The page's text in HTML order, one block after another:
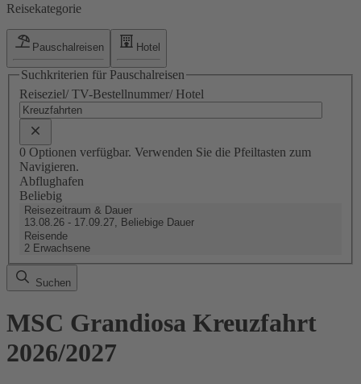
Reisekategorie
Pauschalreisen Hotel
Suchkriterien für Pauschalreisen
Reiseziel/ TV-Bestellnummer/ Hotel
0 Optionen verfügbar. Verwenden Sie die Pfeiltasten zum
Navigieren.
Abflughafen
Beliebig
Reisezeitraum & Dauer
13.08.26 - 17.09.27, Beliebige Dauer
Reisende
2 Erwachsene
Suchen
MSC Grandiosa Kreuzfahrt
2026/2027